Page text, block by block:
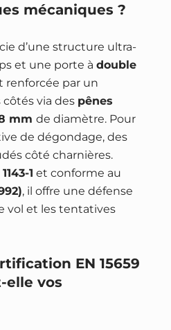
mécaniques ?
d’une structure ultra-
et une porte à double
renforcée par un
via des pênes
mm de diamètre. Pour
de dégondage, des
côté charnières.
1 et conforme au
, il offre une défense
vol et les tentatives
EN 15659
elle vos